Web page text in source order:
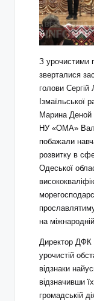
З урочистими
зверталися
голови Сергій
Ізмаїльської
Марина Деной
НУ «ОМА»
побажали
розвитку в
Одеської
на
Директор ДФК
урочистій
відзнаки
відзначивши
громадській